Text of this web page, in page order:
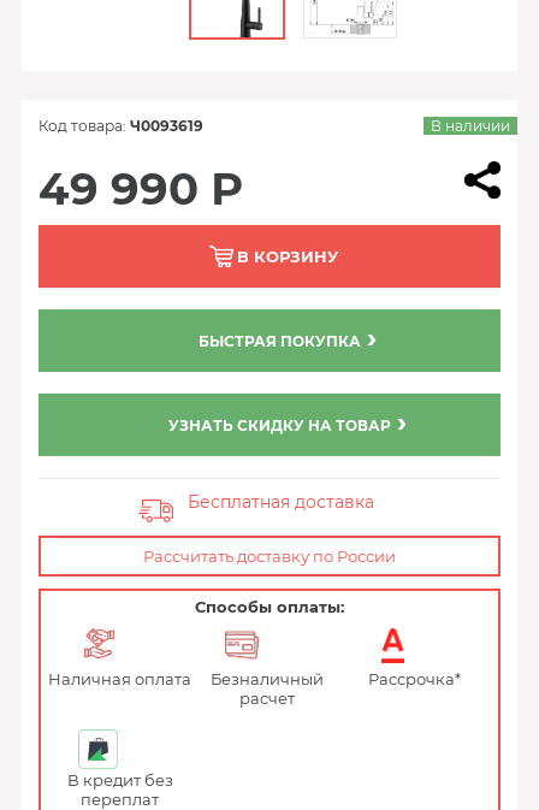
Код товара: Ч0093619 В наличии
49 990 Р
В КОРЗИНУ
БЫСТРАЯ ПОКУПКА
УЗНАТЬ СКИДКУ НА ТОВАР
Бесплатная доставка
Рассчитать доставку по России
Способы оплаты:
Наличная оплата
Безналичный
расчет
Рассрочка*
В кредит без
переплат